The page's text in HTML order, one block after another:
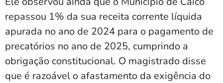
repassou 1% da sua receita corrente líquida
apurada no ano de 2024 para o pagamento de
precatórios no ano de 2025, cumprindo a
obrigação constitucional. O magistrado disse
que é razoável o afastamento da exigência do